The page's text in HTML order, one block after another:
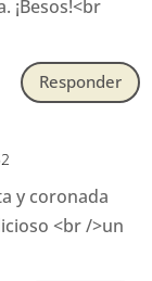
¡Besos!<br
Responder
y coronada
<br />un